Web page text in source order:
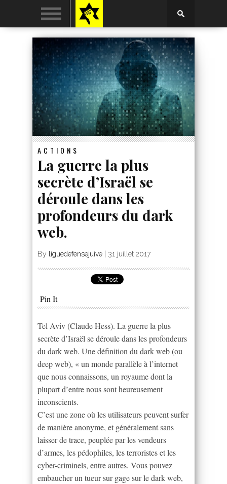
ACTIONS
La guerre la plus
secrète d’Israël se
déroule dans les
profondeurs du dark
web.
By liguedefensejuive 31 juillet 2017
Pin It
Tel Aviv (Claude Hess). La guerre la plus
secrète d’Israël se déroule dans les profondeurs
du dark web. Une définition du dark web (ou
deep web), « un monde parallèle à l’internet
que nous connaissons, un royaume dont la
plupart d’entre nous sont heureusement
inconscients.
C’est une zone où les utilisateurs peuvent surfer
de manière anonyme, et généralement sans
laisser de trace, peuplée par les vendeurs
d’armes, les pédophiles, les terroristes et les
cyber-criminels, entre autres. Vous pouvez
embaucher un tueur sur gage sur le dark web,